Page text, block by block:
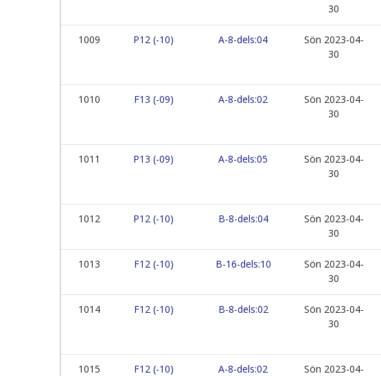
30
1009 P12 (-10) A-8-dels:04
Sön 2023-04-
30
1010 F13 (-09) A-8-dels:02
Sön 2023-04-
30
1011 P13 (-09) A-8-dels:05
Sön 2023-04-
30
1012 P12 (-10) B-8-dels:04
Sön 2023-04-
30
1013 F12 (-10) B-16-dels:10
Sön 2023-04-
30
1014 F12 (-10) B-8-dels:02
Sön 2023-04-
30
1015 F12 (-10) A-8-dels:02
Sön 2023-04-